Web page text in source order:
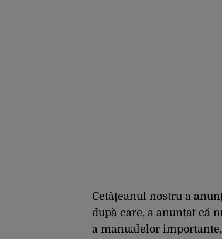
Cetățeanul nostru a
după care, a anunțat că
a manualelor